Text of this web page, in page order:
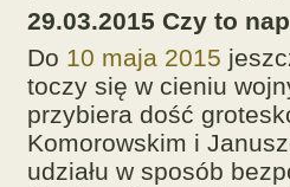
29.03.2015 Czy to
Do 10 maja 2015
toczy się w cieniu
przybiera dość
Komorowskim i
udziału w sposób